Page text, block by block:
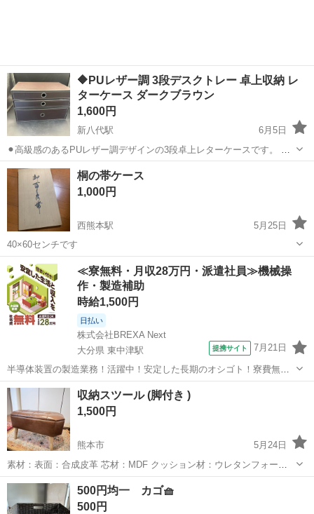
🔶PUレザー調 3段デスクトレー 卓上収納 レ
ターケース ダークブラウン
1,600円
新八代駅
6月5日
⚫︎高級感のあるPUレザー調デザインの3段卓上レターケースです。 デ
スク周りの書類整理や小物収納に便利で、オフィス・書斎・在宅ワー
ク用にもおすすめです。 白いステッチ加工と金属リング取っ手がアク
セントになっており、落ち着いた...
熊本 八代市 新八代駅
桐の帯ケース
1,000円
西熊本駅
5月25日
40×60センチです
熊本 熊本市 西熊本駅 収納家具 ケース
≪寮無料・月収28万円・派遣社員≫機械操
作・製造補助
時給1,500円
日払い
株式会社BREXA Next
大分県 東中津駅
提携サイト 7月21日
半導体装置の製造業務！活躍中！安定した長期のオシゴト！寮費無料
★赴任旅費会社負担◎20代～40代の男性活躍中★未経験活躍中！高時
給1,500円！《大分県中津市》 人気の工場のお仕事 ◇半導体装置内部
のシート製造◇ ＊クリー...
大分 中津市 東中津駅 その他
収納スツール (脚付き )
1,500円
熊本市
5月24日
素材：表面：合成皮革 芯材：MDF クッション材：ウレタンフォーム
脚：天然木（杉） 経年劣化あります。 こちらまで取りに来て頂ける
方、中古品にご理解頂ける方よろしくお願いいたします。
熊本 熊本市 収納家具 合成皮革
500円均一 カゴ🧺
500円